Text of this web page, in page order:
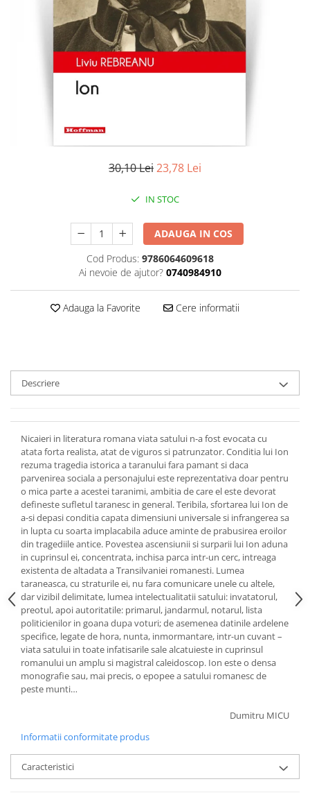
Contemporana
Non-fictiune
Publicistica / Reportaje / Interviuri
Sociologie si filozofie
30,10 Lei23,78 Lei
IN STOC
ADAUGA IN COS
Cod Produs: 9786064609618
Ai nevoie de ajutor? 0740984910
Adauga la Favorite Cere informatii
Descriere
Nicaieri in literatura romana viata satului n-a fost evocata cu
atata forta realista, atat de viguros si patrunzator. Conditia lui Ion
rezuma tragedia istorica a taranului fara pamant si daca
parvenirea sociala a personajului este reprezentativa doar pentru
o mica parte a acestei taranimi, ambitia de care el este devorat
defineste sufletul taranesc in general. Teribila, sfortarea lui Ion de
a-si depasi conditia capata dimensiuni universale si infrangerea sa
in lupta cu soarta implacabila aduce aminte de prabusirea eroilor
din tragediile antice. Povestea ascensiunii si surparii lui Ion aduna
in cuprinsul ei, concentrata, inchisa parca intr-un cerc, intreaga
existenta de altadata a Transilvaniei romanesti. Lumea
taraneasca, cu straturile ei, nu fara comunicare unele cu altele,
dar vizibil delimitate, lumea intelectualitatii satului: invatatorul,
preotul, apoi autoritatile: primarul, jandarmul, notarul, lista
politicienilor in goana dupa voturi; de asemenea datinile ardelene
specifice, legate de hora, nunta, inmormantare, intr-un cuvant –
viata satului in toate infatisarile sale alcatuieste in cuprinsul
romanului un amplu si magistral caleidoscop. Ion este o densa
monografie sau, mai precis, o epopee a satului romanesc de
peste munti…
Dumitru MICU
Informatii conformitate produs
Caracteristici